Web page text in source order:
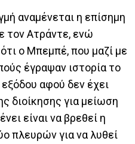
αναμένεται η επίσημη
τον Ατράντε, ενώ
ο Μπεμπέ, που μαζί με
έγραψαν ιστορία το
αφού δεν έχει
διοίκησης για μείωση
είναι να βρεθεί η
πλευρών για να λυθεί